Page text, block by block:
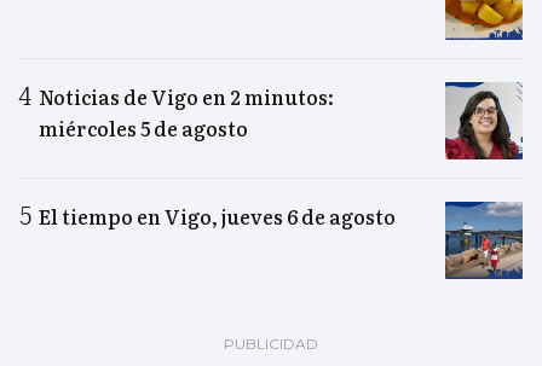
Noticias de Vigo en 2 minutos:
miércoles 5 de agosto
El tiempo en Vigo, jueves 6 de agosto